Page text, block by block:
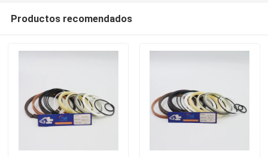
Productos recomendados